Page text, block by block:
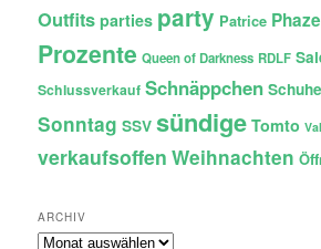
Outfits parties party Patrice Phaze
Prozente Queen of Darkness RDLF
Schlussverkauf Schnäppchen Schuhe
Sonntag SSV sündige Tomto
verkaufsoffen Weihnachten
ARCHIV
Archiv